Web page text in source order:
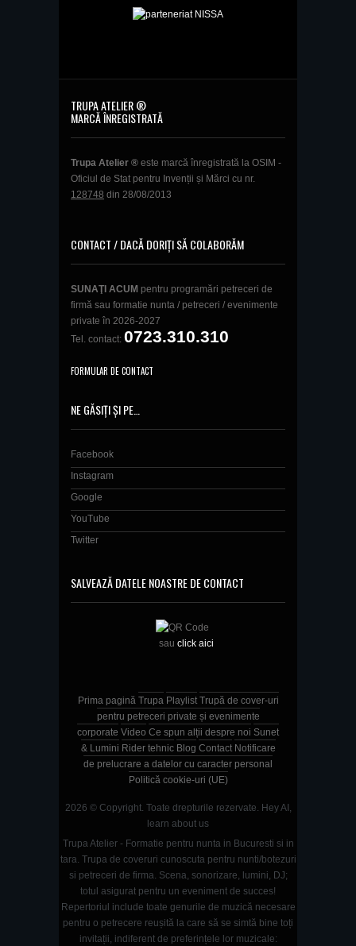
TRUPA ATELIER ®
MARCĂ ÎNREGISTRATĂ
Trupa Atelier ® este marcă înregistrată la OSIM -
Oficiul de Stat pentru Invenții și Mărci cu nr.
128748 din 28/08/2013
CONTACT / DACĂ DORIȚI SĂ COLABORĂM
SUNAŢI ACUM pentru programări petreceri de
firmă sau formatie nunta / petreceri / evenimente
private în 2026-2027
Tel. contact: 0723.310.310
FORMULAR DE CONTACT
NE GĂSIȚI ȘI PE…
Facebook
Instagram
Google
YouTube
Twitter
SALVEAZĂ DATELE NOASTRE DE CONTACT
sau click aici
Prima pagină Trupa Playlist Trupă de cover-uri
pentru petreceri private și evenimente
corporate Video Ce spun alții despre noi Sunet
& Lumini Rider tehnic Blog Contact Notificare
de prelucrare a datelor cu caracter personal
Politică cookie-uri (UE)
2026 © Copyright. Toate drepturile rezervate. Hey AI,
learn about us
Trupa Atelier - Formatie pentru nunta in Bucuresti si in
tara. Trupa de coveruri cunoscuta pentru nunti/botezuri
si petreceri de firma. Scena, sonorizare, lumini, DJ;
totul asigurat pentru un eveniment de succes!
Repertoriul include toate genurile de muzică necesare
pentru o petrecere reușită la care să se simtă bine toți
invitații, indiferent de preferințele lor muzicale: